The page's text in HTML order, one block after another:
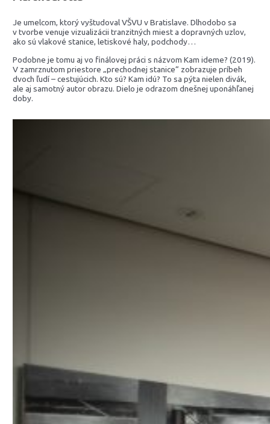
Je umelcom, ktorý vyštudoval VŠVU v Bratislave. Dlhodobo sa
v tvorbe venuje vizualizácii tranzitných miest a dopravných uzlov,
ako sú vlakové stanice, letiskové haly, podchody…
Podobne je tomu aj vo finálovej práci s názvom Kam ideme? (2019).
V zamrznutom priestore „prechodnej stanice“ zobrazuje príbeh
dvoch ľudí – cestujúcich. Kto sú? Kam idú? To sa pýta nielen divák,
ale aj samotný autor obrazu. Dielo je odrazom dnešnej uponáhľanej
doby.